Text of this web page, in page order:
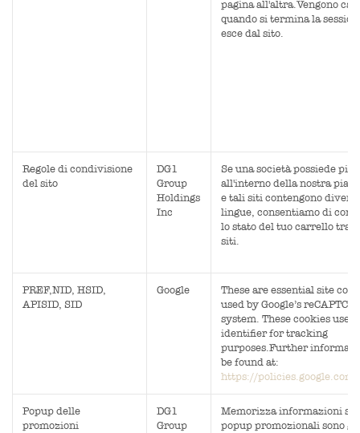
pagina all'altra.Vengono
quando si termina la
esce dal sito.
Regole di condivisione
del sito
DG1
Group
Holdings
Inc
Se una società possiede più
all'interno della nostra
e tali siti contengono
lingue, consentiamo di
lo stato del tuo carrello tra
siti.
PREF,NID, HSID,
APISID, SID
Google
These are essential site
used by Google’s
system. These cookies use
identifier for tracking
purposes.Further
be found at:
https://
Popup delle
promozioni
DG1
Group
Memorizza informazioni su
popup promozionali sono